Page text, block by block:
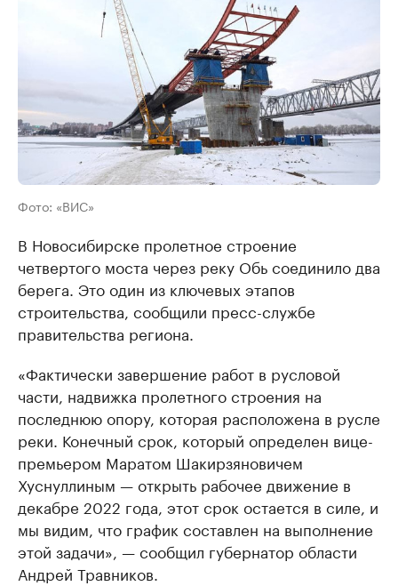
Фото: «ВИС»
В Новосибирске пролетное строение
четвертого моста через реку Обь соединило два
берега. Это один из ключевых этапов
строительства, сообщили пресс-службе
правительства региона.
«Фактически завершение работ в русловой
части, надвижка пролетного строения на
последнюю опору, которая расположена в русле
реки. Конечный срок, который определен вице-
премьером Маратом Шакирзяновичем
Хуснуллиным — открыть рабочее движение в
декабре 2022 года, этот срок остается в силе, и
мы видим, что график составлен на выполнение
этой задачи», — сообщил губернатор области
Андрей Травников.